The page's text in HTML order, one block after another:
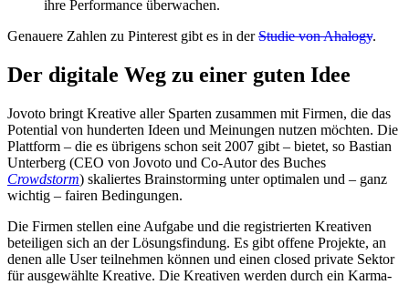
ihre Performance überwachen.
Genauere Zahlen zu Pinterest gibt es in derStudie von Ahalogy.
Der digitale Weg zu einer guten Idee
Jovoto bringt Kreative aller Sparten zusammen mit Firmen, die das
Potential von hunderten Ideen und Meinungen nutzen möchten. Die
Plattform – die es übrigens schon seit 2007 gibt – bietet, so Bastian
Unterberg (CEO von Jovoto und Co-Autor des Buches
Crowdstorm) skaliertes Brainstorming unter optimalen und – ganz
wichtig – fairen Bedingungen.
Die Firmen stellen eine Aufgabe und die registrierten Kreativen
beteiligen sich an der Lösungsfindung. Es gibt offene Projekte, an
denen alle User teilnehmen können und einen closed private Sektor
für ausgewählte Kreative. Die Kreativen werden durch ein Karma-